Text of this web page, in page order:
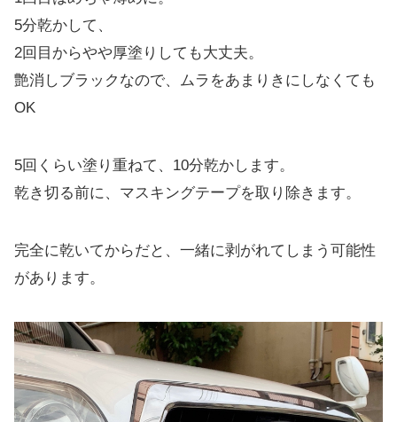
5分乾かして、
2回目からやや厚塗りしても大丈夫。
艶消しブラックなので、ムラをあまりきにしなくても
OK
5回くらい塗り重ねて、10分乾かします。
乾き切る前に、マスキングテープを取り除きます。
完全に乾いてからだと、一緒に剥がれてしまう可能性
があります。